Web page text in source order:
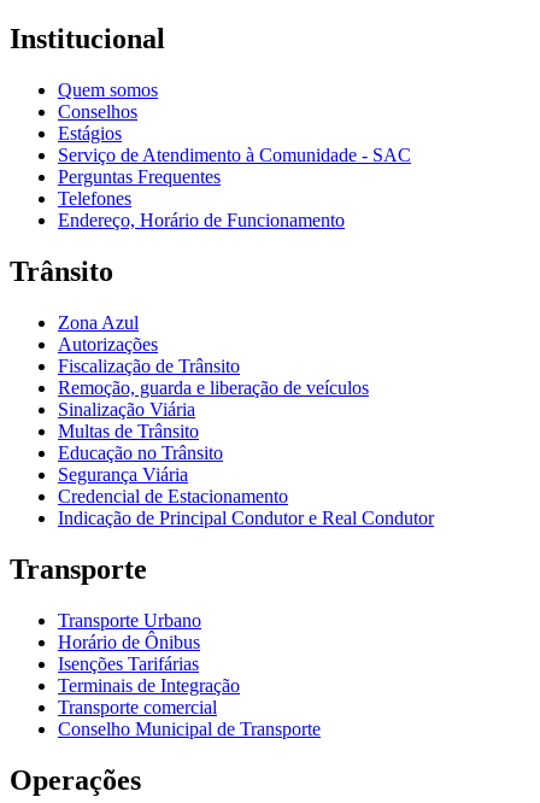
Institucional
Quem somos
Conselhos
Estágios
Serviço de Atendimento à Comunidade - SAC
Perguntas Frequentes
Telefones
Endereço, Horário de Funcionamento
Trânsito
Zona Azul
Autorizações
Fiscalização de Trânsito
Remoção, guarda e liberação de veículos
Sinalização Viária
Multas de Trânsito
Educação no Trânsito
Segurança Viária
Credencial de Estacionamento
Indicação de Principal Condutor e Real Condutor
Transporte
Transporte Urbano
Horário de Ônibus
Isenções Tarifárias
Terminais de Integração
Transporte comercial
Conselho Municipal de Transporte
Operações